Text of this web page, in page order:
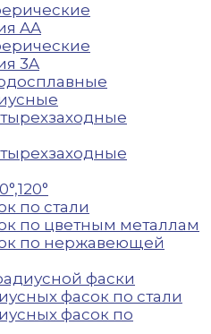
AA
3A
по стали
по цветным металлам
по нержавеющей
фаски
фасок по стали
фасок по